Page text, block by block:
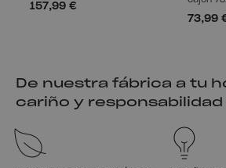
157,99 €
73,99
De nuestra fábrica a tu
cariño y responsabilidad